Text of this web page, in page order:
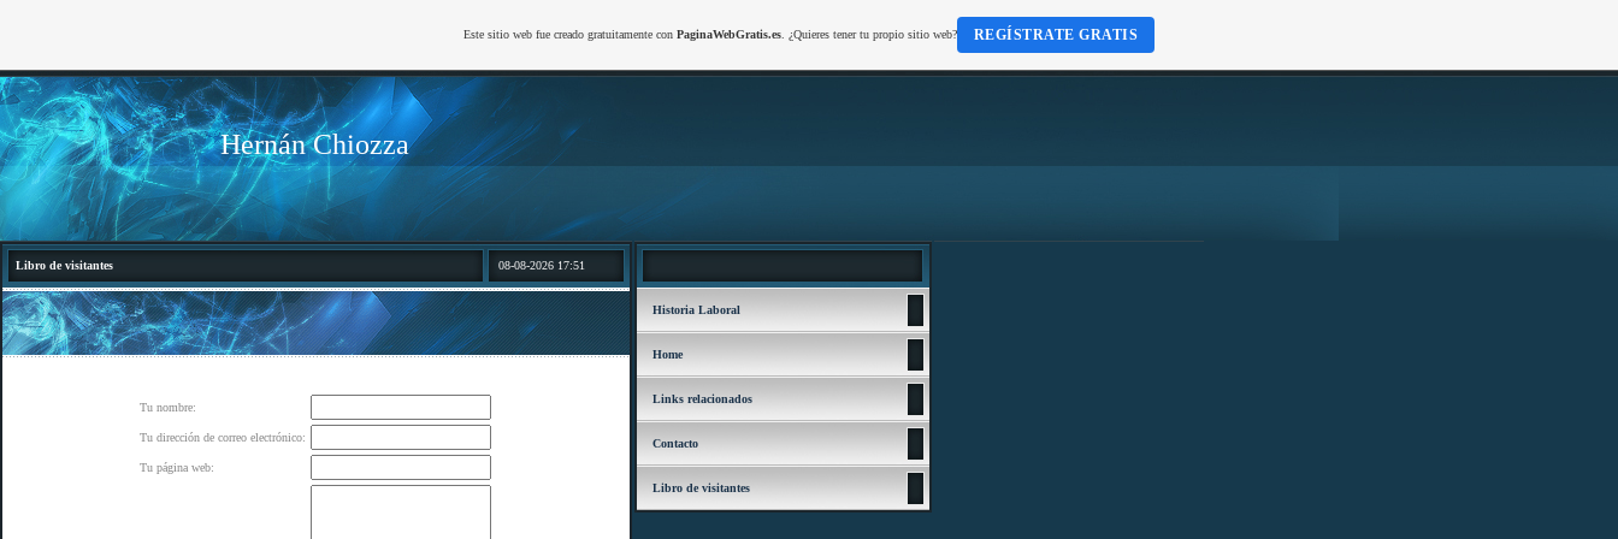
Hernán Chiozza
Libro de visitantes 08-08-2026 17:51
Tu nombre:
Tu dirección de correo electrónico:
Tu página web:
Historia Laboral
Home
Links relacionados
Contacto
Libro de visitantes
Este sitio web fue creado gratuitamente con PaginaWebGratis.es. ¿Quieres tener tu propio sitio web? REGÍSTRATE GRATIS